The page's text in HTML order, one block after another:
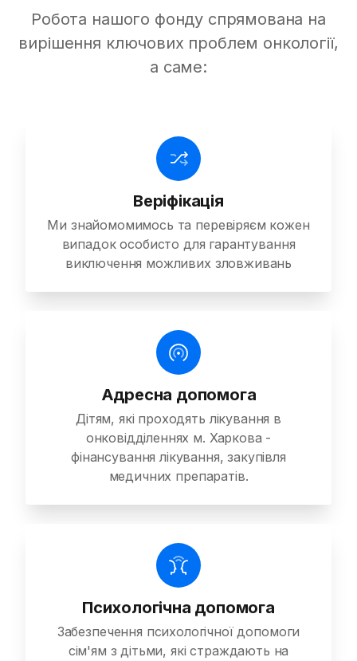
Робота нашого фонду спрямована на
вирішення ключових проблем онкології,
а саме:
Веріфікація
Ми знайомомимось та перевіряєм кожен
випадок особисто для гарантування
виключення можливих зловживань
Адресна допомога
Дітям, які проходять лікування в
онковідділеннях м. Харкова -
фінансування лікування, закупівля
медичних препаратів.
Психологічна допомога
Забезпечення психологічної допомоги
сім'ям з дітьми, які страждають на